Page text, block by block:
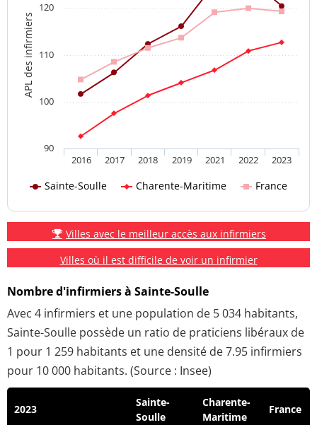
APL des infirmiers
Sainte-Soulle Charente-Maritime France
2016 2017 2018 2019 2021 2022 2023
90
100
110
120
Villes avec le meilleur accès aux infirmiers
Villes où il est difficile de voir un infirmier
Nombre d'infirmiers à Sainte-Soulle
Avec 4 infirmiers et une population de 5 034 habitants,
Sainte-Soulle possède un ratio de praticiens libéraux de
1 pour 1 259 habitants et une densité de 7.95 infirmiers
pour 10 000 habitants. (Source : Insee)
2023
Sainte-
Soulle
Charente-
Maritime
France